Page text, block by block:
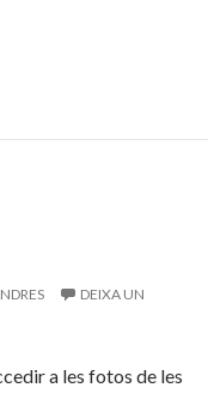
DEIXA UN
a les fotos de les